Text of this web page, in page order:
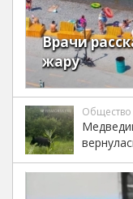
Врачи
жару